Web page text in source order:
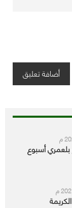
بلعمري أسبوع